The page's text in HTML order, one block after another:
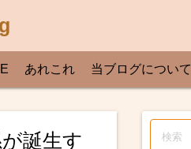
あれこれ 当ブログについて
誕生す